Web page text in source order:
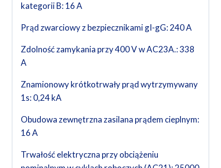
kategorii B: 16 A
Prąd zwarciowy z bezpiecznikami gI-gG: 240 A
Zdolność zamykania przy 400 V w AC23A.: 338
A
Znamionowy krótkotrwały prąd wytrzymywany
1s: 0,24 kA
Obudowa zewnętrzna zasilana prądem cieplnym:
16 A
Trwałość elektryczna przy obciążeniu